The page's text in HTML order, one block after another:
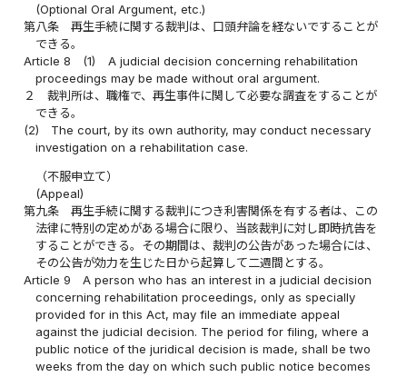
(Optional Oral Argument, etc.)
第八条
再生手続に関する裁判は、口頭弁論を経ないですることが
できる。
Article 8
(1)
A judicial decision concerning rehabilitation
proceedings may be made without oral argument.
２
裁判所は、職権で、再生事件に関して必要な調査をすることが
できる。
(2)
The court, by its own authority, may conduct necessary
investigation on a rehabilitation case.
（不服申立て）
(Appeal)
第九条
再生手続に関する裁判につき利害関係を有する者は、この
法律に特別の定めがある場合に限り、当該裁判に対し即時抗告を
することができる。その期間は、裁判の公告があった場合には、
その公告が効力を生じた日から起算して二週間とする。
Article 9
A person who has an interest in a judicial decision
concerning rehabilitation proceedings, only as specially
provided for in this Act, may file an immediate appeal
against the judicial decision. The period for filing, where a
public notice of the juridical decision is made, shall be two
weeks from the day on which such public notice becomes